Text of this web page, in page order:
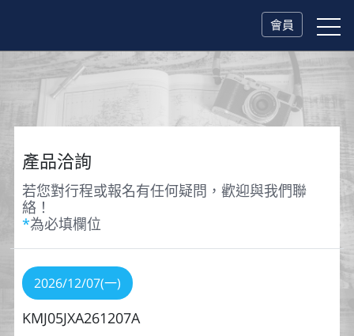
會員
產品洽詢
若您對行程或報名有任何疑問，歡迎與我們聯
絡！
*為必填欄位
2026/12/07(一)
KMJ05JXA261207A